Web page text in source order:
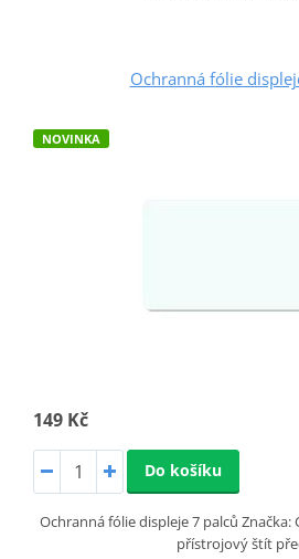
Ochranná fólie
NOVINKA
149 Kč
Do košíku
Ochranná fólie displeje 7 palců Značka:
přístrojový štít